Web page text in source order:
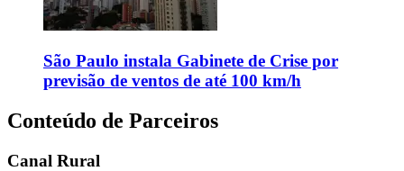
São Paulo instala Gabinete de Crise por
previsão de ventos de até 100 km/h
Conteúdo de Parceiros
Canal Rural